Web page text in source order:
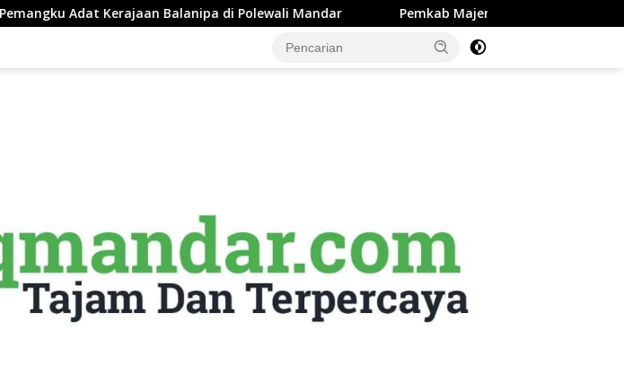
di Polewali Mandar Pemkab Majene Terapkan Sistem Payroll Retribusi